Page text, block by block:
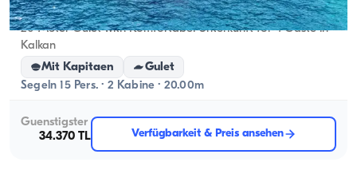
Kalkan, Antalya Neues Boot
20-Meter Gulet with Komfortabel Unterkunft for 4 Gäste in
Kalkan
Mit Kapitaen
Gulet
Segeln 15 Pers. · 2 Kabine · 20.00m
Guenstigster
34.370 TL
Verfügbarkeit & Preis ansehen